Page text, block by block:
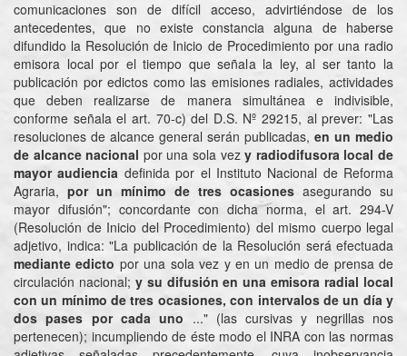
comunicaciones son de difícil acceso, advirtiéndose de los
antecedentes, que no existe constancia alguna de haberse
difundido la Resolución de Inicio de Procedimiento por una radio
emisora local por el tiempo que señala la ley, al ser tanto la
publicación por edictos como las emisiones radiales, actividades
que deben realizarse de manera simultánea e indivisible,
conforme señala el art. 70-c) del D.S. Nº 29215, al prever: "Las
resoluciones de alcance general serán publicadas, en un medio
de alcance nacional por una sola vezy radiodifusora local de
mayor audiencia definida por el Instituto Nacional de Reforma
Agraria, por un mínimo de tres ocasiones asegurando su
mayor difusión"; concordante con dicha norma, el art. 294-V
(Resolución de Inicio del Procedimiento) del mismo cuerpo legal
adjetivo, indica: "La publicación de la Resolución será efectuada
mediante edicto por una sola vez y en un medio de prensa de
circulación nacional; y su difusión en una emisora radial local
con un mínimo de tres ocasiones, con intervalos de un día y
dos pases por cada uno ..." (las cursivas y negrillas nos
pertenecen); incumpliendo de éste modo el INRA con las normas